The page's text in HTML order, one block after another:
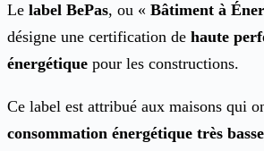
Le label BePas, ou « Bâtiment à
désigne une certification de haute
énergétique pour les constructions.
Ce label est attribué aux maisons qui
consommation énergétique très